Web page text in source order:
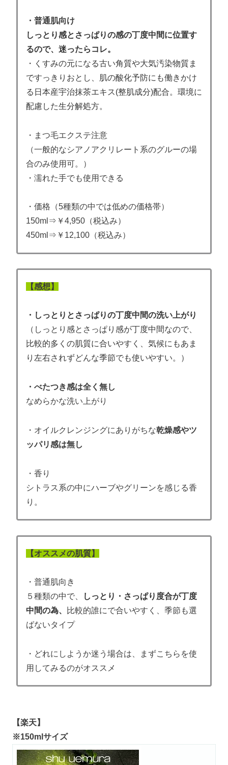
・普通肌向け
しっとり感とさっぱりの感の丁度中間に位置す
るので、迷ったらコレ。
・くすみの元になる古い角質や大気汚染物質ま
ですっきりおとし 、肌の酸化予防にも働きかけ
る日本産宇治抹茶エキス(整肌成分)配合。 環境に
配慮した生分解処方。
・まつ毛エクステ注意
（一般的なシアノアクリレート系のグルーの場
合のみ使用可。）
・濡れた手でも使用できる
・価格（5種類の中では低めの価格帯）
150ml⇒￥4,950（税込み）
450ml⇒￥12,100（税込み）
【感想】
・しっとりとさっぱりの丁度中間の洗い上がり
（しっとり感とさっぱり感が丁度中間なので、
比較的多くの肌質に合いやすく、気候にもあま
り左右されずどんな季節でも使いやすい。）
・べたつき感は全く無し
なめらかな洗い上がり
・オイルクレンジングにありがちな乾燥感やツ
ッパリ感は無し
・香り
シトラス系の中にハーブやグリーンを感じる香
り。
【オススメの肌質】
・普通肌向き
５種類の中で、
しっとり・さっぱり度合が丁度
中間の為、
比較的誰にで合いやすく、季節も選
ばないタイプ
・どれにしようか迷う場合は、まずこちらを使
用してみるのがオススメ
【楽天】
※150mlサイズ